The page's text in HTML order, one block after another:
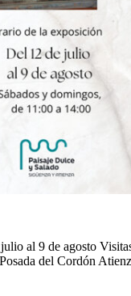
al 9 de agosto
del Cordón